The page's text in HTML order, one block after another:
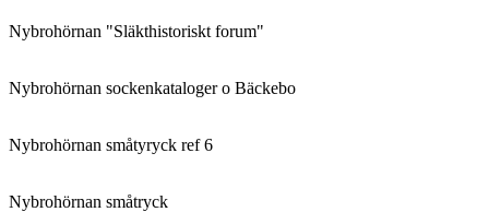
Nybrohörnan "Släkthistoriskt forum"
Nybrohörnan sockenkataloger o Bäckebo
Nybrohörnan småtyryck ref 6
Nybrohörnan småtryck